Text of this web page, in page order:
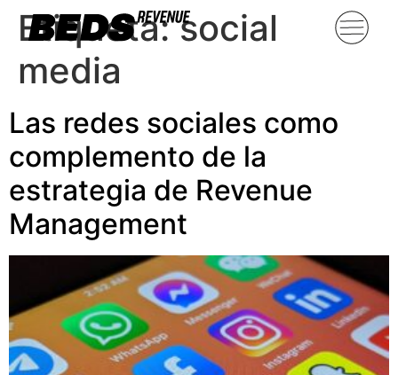
Etiqueta:social
media
Las redes sociales como
complemento de la
estrategia de Revenue
Management